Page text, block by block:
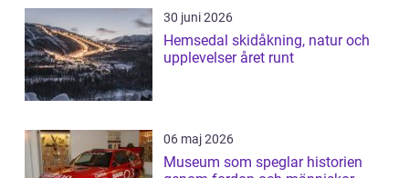
30 juni 2026
Hemsedal skidåkning, natur och
upplevelser året runt
06 maj 2026
Museum som speglar historien